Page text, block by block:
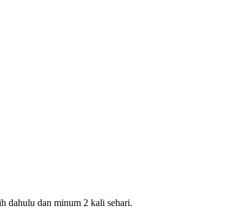
dahulu dan minum 2 kali sehari.